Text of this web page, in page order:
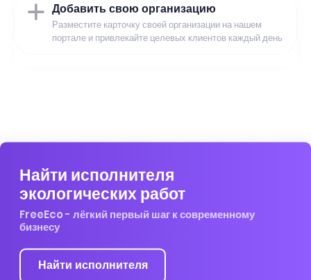
Добавить свою организацию
Разместите карточку своей организации на нашем
портале и привлекайте целевых клиентов каждый день
Найти исполнителя
экологических работ
FreeEco - лёгкий первый шаг к современному
бизнесу
Найти исполнителя